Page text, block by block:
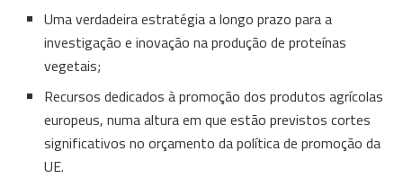
Uma verdadeira estratégia a longo prazo para a
investigação e inovação na produção de proteínas
vegetais;
Recursos dedicados à promoção dos produtos agrícolas
europeus, numa altura em que estão previstos cortes
significativos no orçamento da política de promoção da
UE.